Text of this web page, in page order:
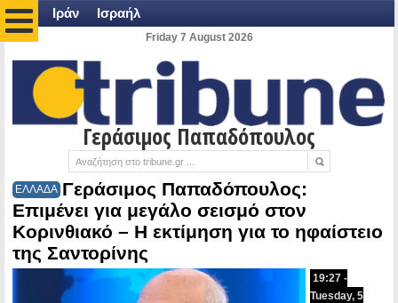
Ιράν Ισραήλ
Friday 7 August 2026
Γεράσιμος Παπαδόπουλος
ΕΛΛΑΔΑ Γεράσιμος Παπαδόπουλος:
Επιμένει για μεγάλο σεισμό στον
Κορινθιακό – Η εκτίμηση για το ηφαίστειο
της Σαντορίνης
19:27 -
Tuesday, 5